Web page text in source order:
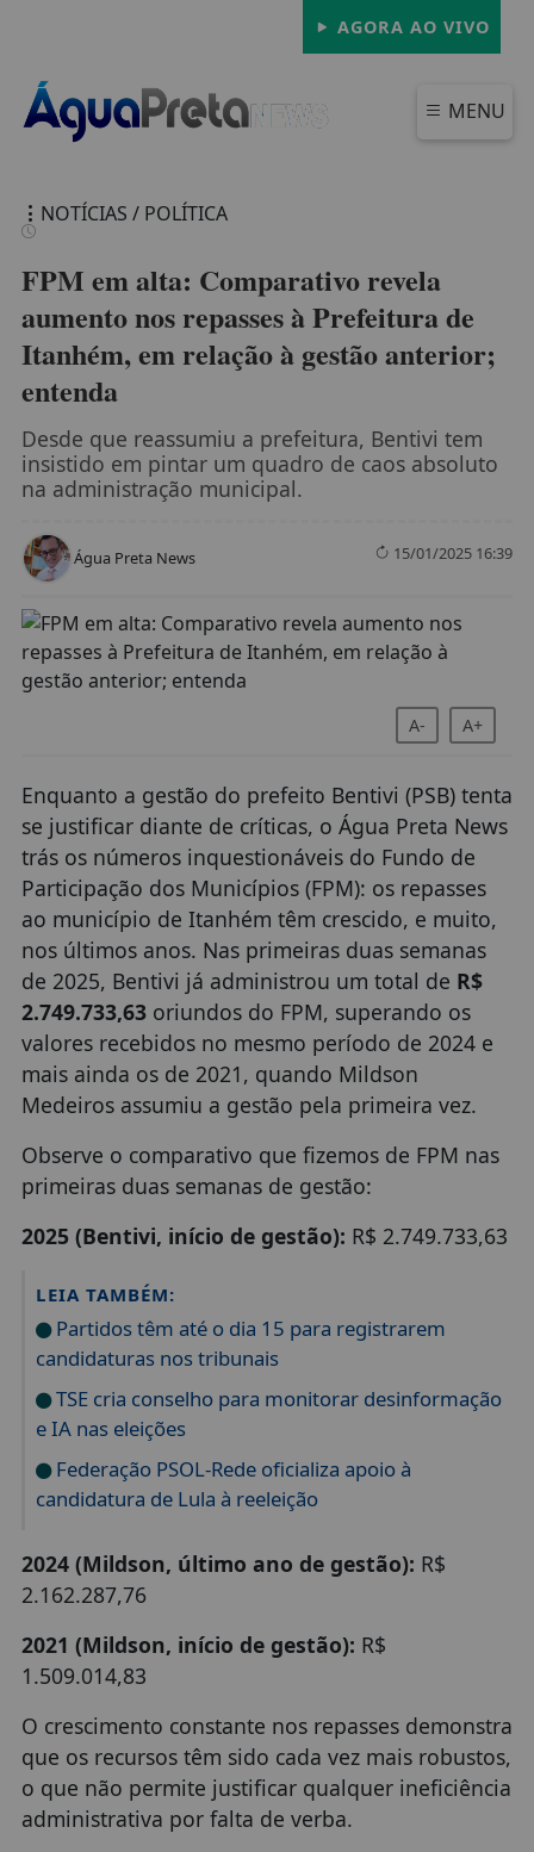
AGORA AO VIVO
MENU
FECHAR
NOTÍCIAS / POLÍTICA
FPM em alta: Comparativo revela
aumento nos repasses à Prefeitura de
Itanhém, em relação à gestão anterior;
entenda
Desde que reassumiu a prefeitura, Bentivi tem
insistido em pintar um quadro de caos absoluto
na administração municipal.
Água Preta News 15/01/2025 16:39
A- A+
Enquanto a gestão do prefeito Bentivi (PSB) tenta
se justificar diante de críticas, o Água Preta News
trás os números inquestionáveis do Fundo de
Participação dos Municípios (FPM): os repasses
ao município de Itanhém têm crescido, e muito,
nos últimos anos. Nas primeiras duas semanas
de 2025, Bentivi já administrou um total de R$
2.749.733,63oriundos do FPM, superando os
valores recebidos no mesmo período de 2024 e
mais ainda os de 2021, quando Mildson
Medeiros assumiu a gestão pela primeira vez.
Observe o comparativo que fizemos de FPM nas
primeiras duas semanas de gestão:
2025 (Bentivi, início de gestão): R$ 2.749.733,63
LEIA TAMBÉM:
Partidos têm até o dia 15 para registrarem
candidaturas nos tribunais
TSE cria conselho para monitorar desinformação
e IA nas eleições
Federação PSOL-Rede oficializa apoio à
candidatura de Lula à reeleição
2024 (Mildson, último ano de gestão): R$
2.162.287,76
2021 (Mildson, início de gestão): R$
1.509.014,83
O crescimento constante nos repasses demonstra
que os recursos têm sido cada vez mais robustos,
o que não permite justificar qualquer ineficiência
administrativa por falta de verba.